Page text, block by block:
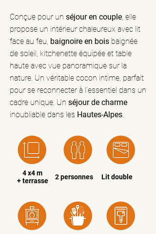
Conçue pour un séjour en couple, elle
propose un intérieur chaleureux avec lit
face au feu, baignoire en bois baignée
de soleil, kitchenette équipée et table
haute avec vue panoramique sur la
nature. Un véritable cocon intime, parfait
pour se reconnecter à l’essentiel dans un
cadre unique. Un séjour de charme
inoubliable dans les Hautes-Alpes.
4 x4 m
+ terrasse
2 personnes Lit double